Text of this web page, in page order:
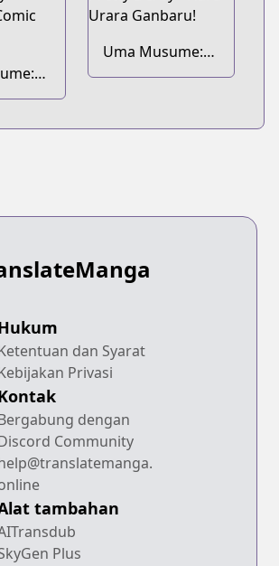
Uma Musume:
Pretty Derby -
dan Syarat
Privasi
dengan
Community
tambahan
Plus